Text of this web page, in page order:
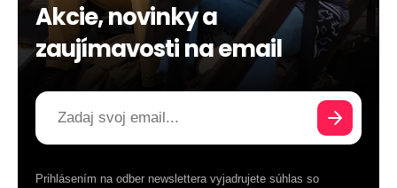
Akcie, novinky a
zaujímavosti na email
Prihlásením na odber newslettera vyjadrujete súhlas so